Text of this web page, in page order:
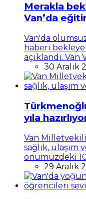
Merakla
Van’da
Van'da
haberi
açıklandı.
30 Aralık
yıla
Van
sağlık, ulaşım
önümüzdeki
29 Aralık